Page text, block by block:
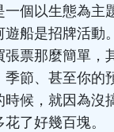
個以生態為主
船是招牌活動
票那麼簡單，
季節、甚至你的
候，就因為沒
了好幾百塊。